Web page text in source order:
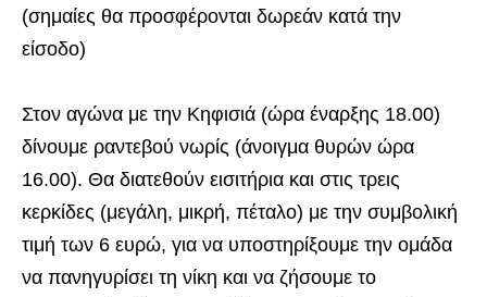
(σημαίες θα προσφέρονται δωρεάν κατά την
είσοδο)
Στον αγώνα με την Κηφισιά (ώρα έναρξης 18.00)
δίνουμε ραντεβού νωρίς (άνοιγμα θυρών ώρα
16.00). Θα διατεθούν εισιτήρια και στις τρεις
κερκίδες (μεγάλη, μικρή, πέταλο) με την συμβολική
τιμή των 6 ευρώ, για να υποστηρίξουμε την ομάδα
να πανηγυρίσει τη νίκη και να ζήσουμε το